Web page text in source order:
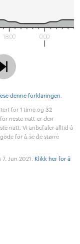
18:00 0:00
lese denne forklaringen.
for 1 time og 32
neste natt er den
natt. Vi anbefaler alltid å
for å se de større
Jun 2021. Klikk her for å